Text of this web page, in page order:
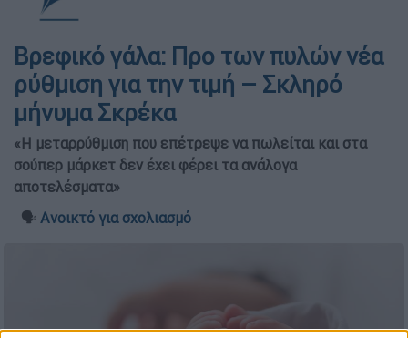
Βρεφικό γάλα: Προ των πυλών νέα
ρύθμιση για την τιμή – Σκληρό
μήνυμα Σκρέκα
«Η μεταρρύθμιση που επέτρεψε να πωλείται και στα
σούπερ μάρκετ δεν έχει φέρει τα ανάλογα
αποτελέσματα»
🗣️ Ανοικτό για σχολιασμό